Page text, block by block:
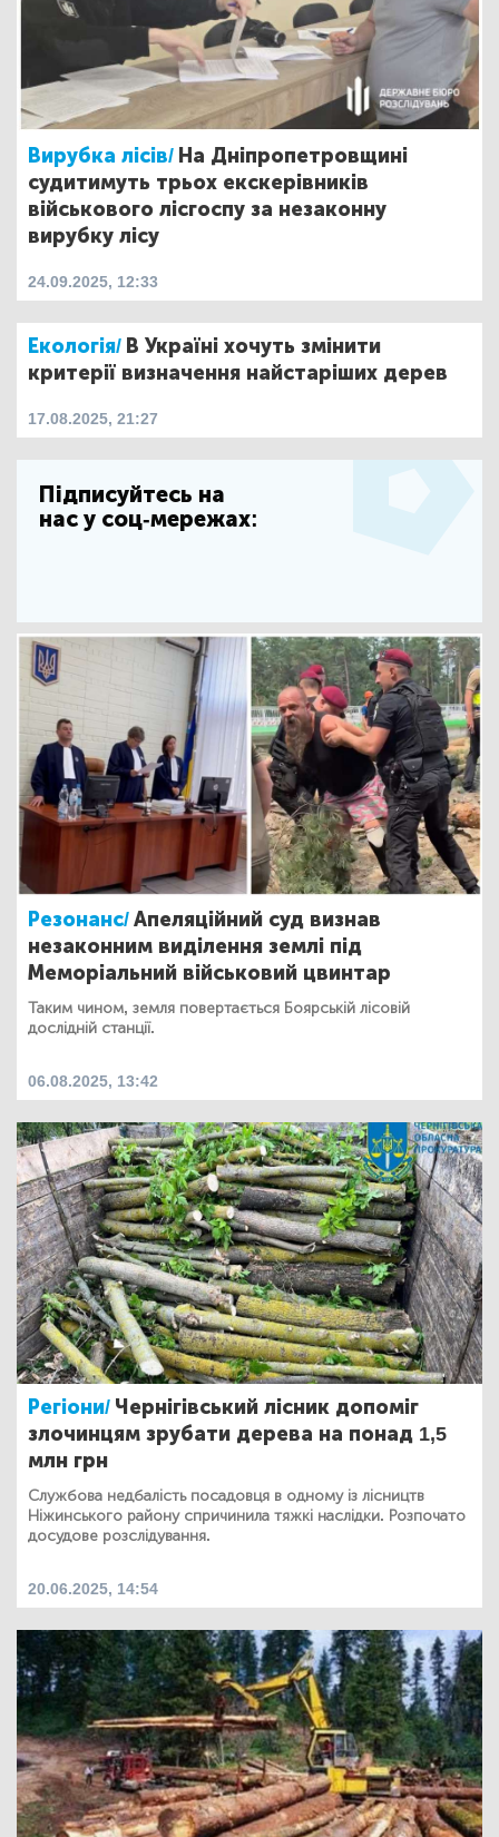
Вирубка лісів/ На Дніпропетровщині
судитимуть трьох екскерівників
військового лісгоспу за незаконну
вирубку лісу
24.09.2025, 12:33
Екологія/ В Україні хочуть змінити
критерії визначення найстаріших дерев
17.08.2025, 21:27
Підписуйтесь на
нас у соц-мережах:
Резонанс/Апеляційний суд визнав
незаконним виділення землі під
Меморіальний військовий цвинтар
Таким чином, земля повертається Боярській лісовій
дослідній станції.
06.08.2025, 13:42
Регіони/ Чернігівський лісник допоміг
злочинцям зрубати дерева на понад 1,5
млн грн
Службова недбалість посадовця в одному із лісництв
Ніжинського району спричинила тяжкі наслідки. Розпочато
досудове розслідування.
20.06.2025, 14:54